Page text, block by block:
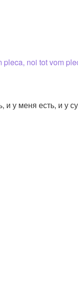
pleca, noi tot vom
и у меня есть, и у